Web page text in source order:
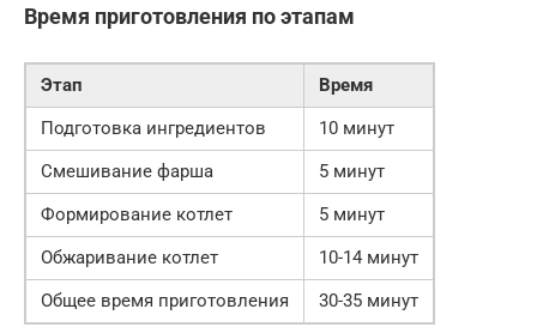
Время приготовления по этапам
Этап
Время
Подготовка ингредиентов
10 минут
Смешивание фарша
5 минут
Формирование котлет
5 минут
Обжаривание котлет
10-14 минут
Общее время приготовления
30-35 минут